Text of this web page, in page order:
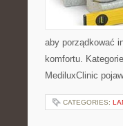
aby porządkować
komfortu.
MediluxClinic
CATEGORIES: